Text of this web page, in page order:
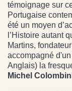
témoignage sur
Portugaise
été un moyen
l’Histoire autant
Martins,
accompagné
Anglais) la
Michel